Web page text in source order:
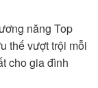
năng Top
thế vượt trội mỗi
cho gia đình